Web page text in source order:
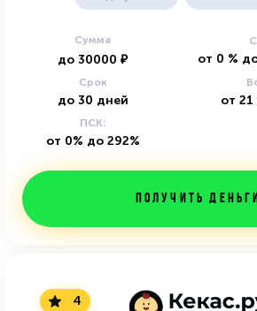
Сумма
до 30000 ₽ от 0 %
Срок
до 30 дней от 21
ПСК:
от 0% до 292%
Получить деньги
4